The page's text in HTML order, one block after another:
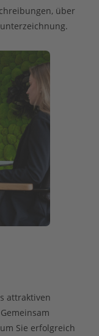
über
attraktiven
Sie erfolgreich